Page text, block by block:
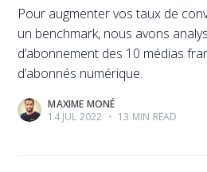
Pour augmenter vos taux de
un benchmark, nous avons
d’abonnement des 10 médias
d’abonnés numérique.
MAXIME MONÉ
14 JUL 2022 • 13 MIN READ